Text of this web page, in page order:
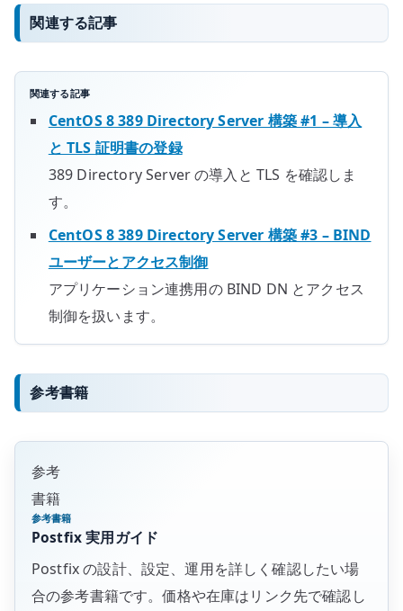
関連する記事
関連する記事
CentOS 8 389 Directory Server 構築 #1 – 導入
と TLS 証明書の登録
389 Directory Server の導入と TLS を確認しま
す。
CentOS 8 389 Directory Server 構築 #3 – BIND
ユーザーとアクセス制御
アプリケーション連携用の BIND DN とアクセス
制御を扱います。
参考書籍
参考
書籍
参考書籍
Postfix 実用ガイド
Postfix の設計、設定、運用を詳しく確認したい場
合の参考書籍です。価格や在庫はリンク先で確認し